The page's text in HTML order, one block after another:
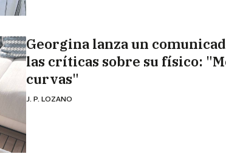
Georgina lanza un
las críticas sobre su físico:
curvas"
J. P. LOZANO